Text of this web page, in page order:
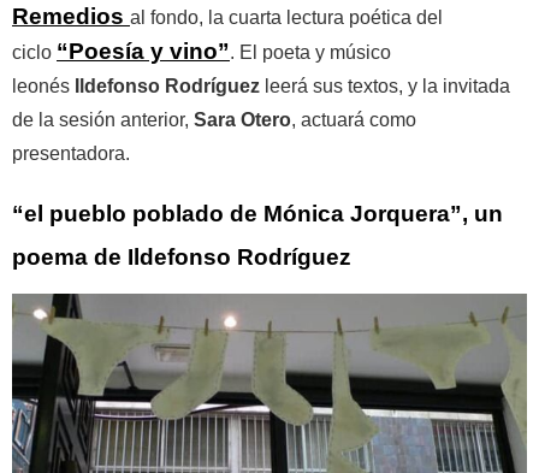
Remedios al fondo, la cuarta lectura poética del
ciclo “Poesía y vino”. El poeta y músico
leonés
Ildefonso Rodríguez leerá sus textos, y la invitada
de la sesión anterior, Sara Otero, actuará como
presentadora.
“el pueblo poblado de Mónica Jorquera”, un
poema de Ildefonso Rodríguez